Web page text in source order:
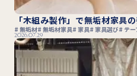
「木組み製作」で無垢材家具
無垢材 無垢材家具 家具 家具選び テー
2026.07.29